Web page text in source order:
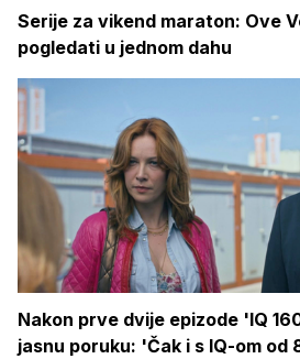
Serije za vikend maraton: Ove
pogledati u jednom dahu
Nakon prve dvije epizode 'IQ
jasnu poruku: 'Čak i s IQ-om od